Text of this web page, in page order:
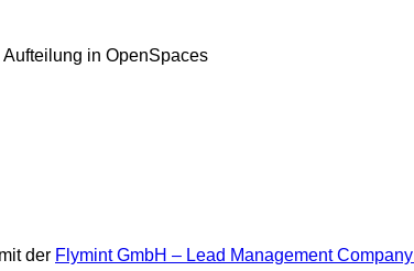
in OpenSpaces
der Flymint GmbH – Lead Management Company